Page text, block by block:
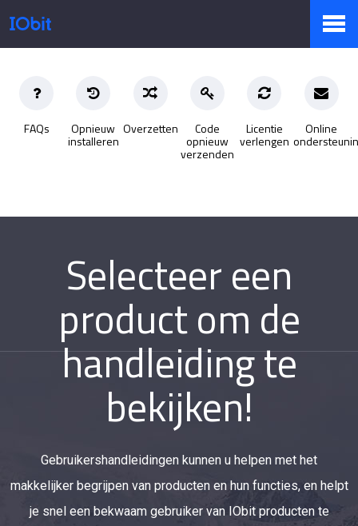
Producten
Persruimte
Ondersteuning
Partners
FAQs Opnieuw
installeren
Overzetten Code
opnieuw
verzenden
Licentie
verlengen
Online
Selecteer een
product om de
handleiding te
bekijken!
Gebruikershandleidingen kunnen u helpen met het
makkelijker begrijpen van producten en hun functies, en helpt
je snel een bekwaam gebruiker van IObit producten te